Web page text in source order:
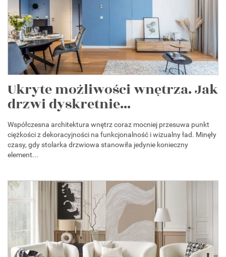
Ukryte możliwości wnętrza. Jak
drzwi dyskretnie...
Współczesna architektura wnętrz coraz mocniej przesuwa punkt
ciężkości z dekoracyjności na funkcjonalność i wizualny ład. Minęły
czasy, gdy stolarka drzwiowa stanowiła jedynie konieczny
element...